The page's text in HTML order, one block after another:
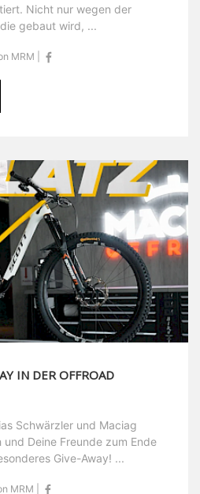
Nicht nur wegen der
gebaut wird, ...
MRM |
IN DER OFFROAD
Schwärzler und Maciag
Deine Freunde zum Ende
Give-Away! ...
MRM |